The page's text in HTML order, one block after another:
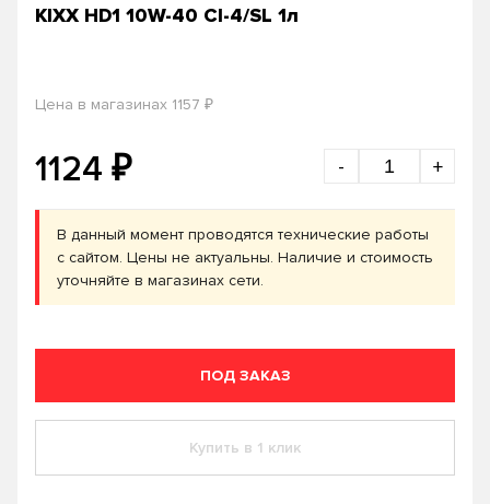
KIXX HD1 10W-40 СI-4/SL 1л
Цена в магазинах 1157 ₽
1124 ₽ - +
В данный момент проводятся технические работы
с сайтом. Цены не актуальны. Наличие и стоимость
уточняйте в магазинах сети.
ПОД ЗАКАЗ
Купить в 1 клик